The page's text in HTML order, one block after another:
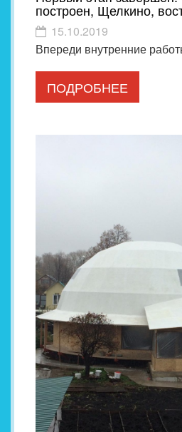
построен, Щелкино,
15.10.2019
Впереди внутренние
ПОДРОБНЕЕ